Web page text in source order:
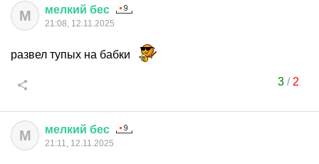
М мелкий бес
21:08, 12.11.2025
развел тупых на бабки
3/ 2
М мелкий бес
21:11, 12.11.2025